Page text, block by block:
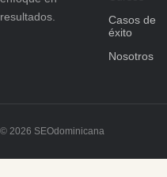
resultados.
Casos de
éxito
Nosotros
© 2026 SEOdominicana